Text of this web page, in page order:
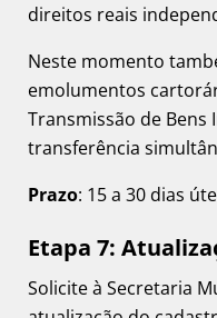
direitos reais
Neste momento
emolumentos
Transmissão de Bens
transferência
Prazo: 15 a 30 dias
Etapa 7:
Solicite à Secretaria